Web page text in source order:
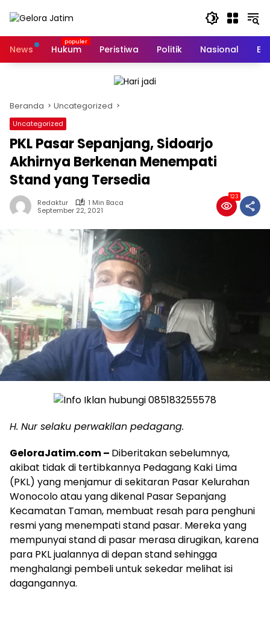
News
Hukum Peristiwa Politik Nasional
Beranda Uncategorized
Uncategorized
PKL Pasar Sepanjang, Sidoarjo
Akhirnya Berkenan Menempati
Stand yang Tersedia
Redaktur
1 Min Baca
September 22, 2021
123
H. Nur selaku perwakilan pedagang.
GeloraJatim.com – Diberitakan sebelumnya,
akibat tidak di tertibkannya Pedagang Kaki Lima
(PKL) yang menjamur di sekitaran Pasar Kelurahan
Wonocolo atau yang dikenal Pasar Sepanjang
Kecamatan Taman, membuat resah para penghuni
resmi yang menempati stand pasar. Mereka yang
mempunyai stand di pasar merasa dirugikan, karena
para PKL jualannya di depan stand sehingga
menghalangi pembeli untuk sekedar melihat isi
dagangannya.